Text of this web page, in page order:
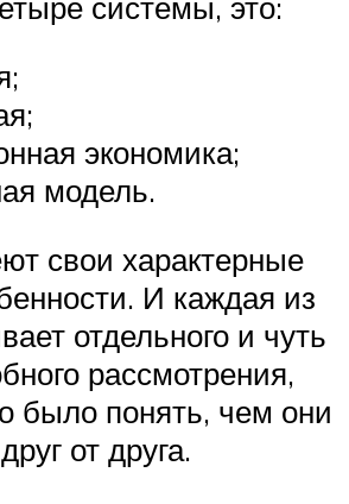
системы, это:
экономика;
модель.
свои характерные
И каждая из
отдельного и чуть
рассмотрения,
было понять, чем они
от друга.